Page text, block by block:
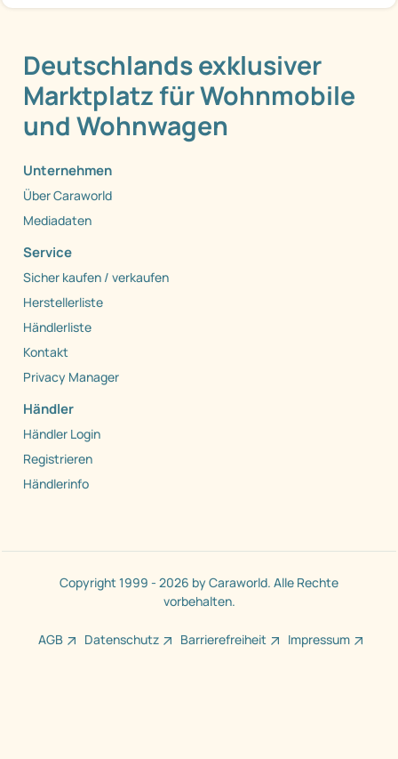
Deutschlands exklusiver
Marktplatz für Wohnmobile
und Wohnwagen
Unternehmen
Über Caraworld
Mediadaten
Service
Sicher kaufen / verkaufen
Herstellerliste
Händlerliste
Kontakt
Privacy Manager
Händler
Händler Login
Registrieren
Händlerinfo
Copyright 1999 - 2026 by Caraworld. Alle Rechte
vorbehalten.
AGB Datenschutz Barrierefreiheit Impressum